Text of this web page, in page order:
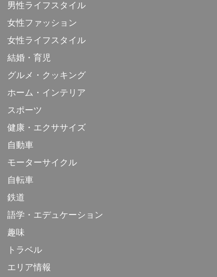
男性ライフスタイル
女性ファッション
女性ライフスタイル
結婚・育児
グルメ・クッキング
ホーム・インテリア
スポーツ
健康・エクササイズ
自動車
モーターサイクル
自転車
鉄道
語学・エデュケーション
趣味
トラベル
エリア情報